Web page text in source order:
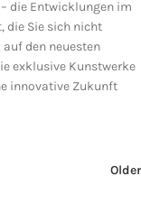
die Entwicklungen im
die Sie sich nicht
den neuesten
exklusive Kunstwerke
innovative Zukunft
Older